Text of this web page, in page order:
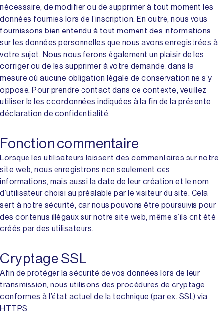
nécessaire, de modifier ou de supprimer à tout moment les
données fournies lors de l’inscription. En outre, nous vous
fournissons bien entendu à tout moment des informations
sur les données personnelles que nous avons enregistrées à
votre sujet. Nous nous ferons également un plaisir de les
corriger ou de les supprimer à votre demande, dans la
mesure où aucune obligation légale de conservation ne s’y
oppose. Pour prendre contact dans ce contexte, veuillez
utiliser le les coordonnées indiquées à la fin de la présente
déclaration de confidentialité.
Fonction commentaire
Lorsque les utilisateurs laissent des commentaires sur notre
site web, nous enregistrons non seulement ces
informations, mais aussi la date de leur création et le nom
d’utilisateur choisi au préalable par le visiteur du site. Cela
sert à notre sécurité, car nous pouvons être poursuivis pour
des contenus illégaux sur notre site web, même s’ils ont été
créés par des utilisateurs.
Cryptage SSL
Afin de protéger la sécurité de vos données lors de leur
transmission, nous utilisons des procédures de cryptage
conformes à l’état actuel de la technique (par ex. SSL) via
HTTPS.